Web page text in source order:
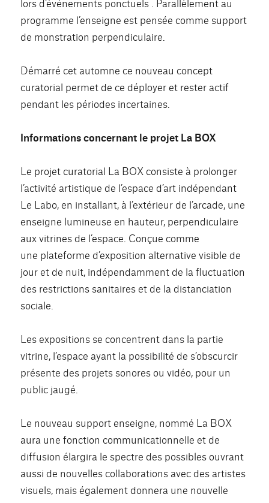
lors d’événements ponctuels . Parallèlement au
programme l’enseigne est pensée comme support
de monstration perpendiculaire.
Démarré cet automne ce nouveau concept
curatorial permet de ce déployer et rester actif
pendant les périodes incertaines.
Informations concernant le projet La BOX
Le projet curatorial La BOX consiste à prolonger
l’activité artistique de l’espace d’art indépendant
Le Labo, en installant, à l’extérieur de l’arcade, une
enseigne lumineuse en hauteur, perpendiculaire
aux vitrines de l’espace. Conçue comme
une plateforme d’exposition alternative visible de
jour et de nuit, indépendamment de la fluctuation
des restrictions sanitaires et de la distanciation
sociale.
Les expositions se concentrent dans la partie
vitrine, l’espace ayant la possibilité de s’obscurcir
présente des projets sonores ou vidéo, pour un
public jaugé.
Le nouveau support enseigne, nommé La BOX
aura une fonction communicationnelle et de
diffusion élargira le spectre des possibles ouvrant
aussi de nouvelles collaborations avec des artistes
visuels, mais également donnera une nouvelle